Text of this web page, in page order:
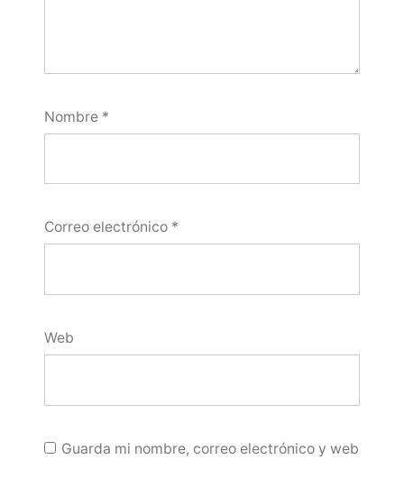
Nombre *
Correo electrónico *
Web
Guarda mi nombre, correo electrónico y web